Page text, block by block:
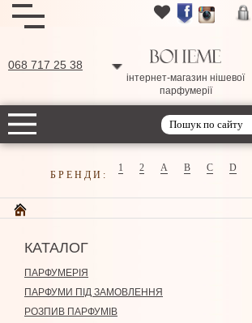
068 717 25 38
інтернет-магазин нішевої
парфумерії
БРЕНДИ:
1 2 A B C D
КАТАЛОГ
ПАРФУМЕРІЯ
ПАРФУМИ ПІД ЗАМОВЛЕННЯ
РОЗПИВ ПАРФУМІВ